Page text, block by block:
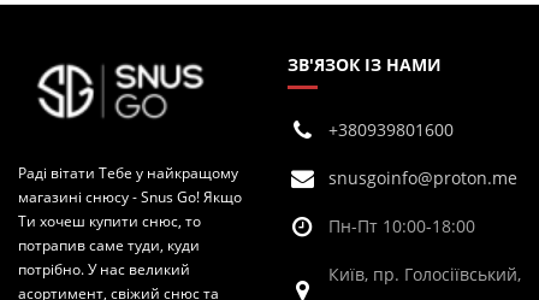
Раді вітати Тебе у найкращому
магазині снюсу - Snus Go! Якщо
Ти хочеш купити снюс, то
потрапив саме туди, куди
потрібно. У нас великий
асортимент, свіжий снюс та
ЗВ'ЯЗОК ІЗ НАМИ
+380939801600
snusgoinfo@proton.me
Пн-Пт 10:00-18:00
Київ, пр. Голосіївський,